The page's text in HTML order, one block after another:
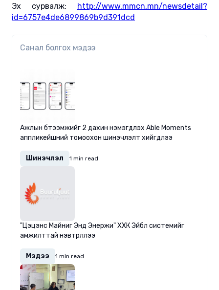
Эх сурвалж: http://www.mmcn.mn/newsdetail?
id=6757e4de6899869b9d391dcd
Санал болгох мэдээ
Ажлын бүтээмжийг 2 дахин нэмэгдүүлэх Able Moments
аппликейшний томоохон шинэчлэлт хийгдлээ
Шинэчлэл 1 min read
"Цэцэнс Майниг Энд Энержи" ХХК Эйбл системийг
амжилттай нэвтрүүллээ
Мэдээ 1 min read